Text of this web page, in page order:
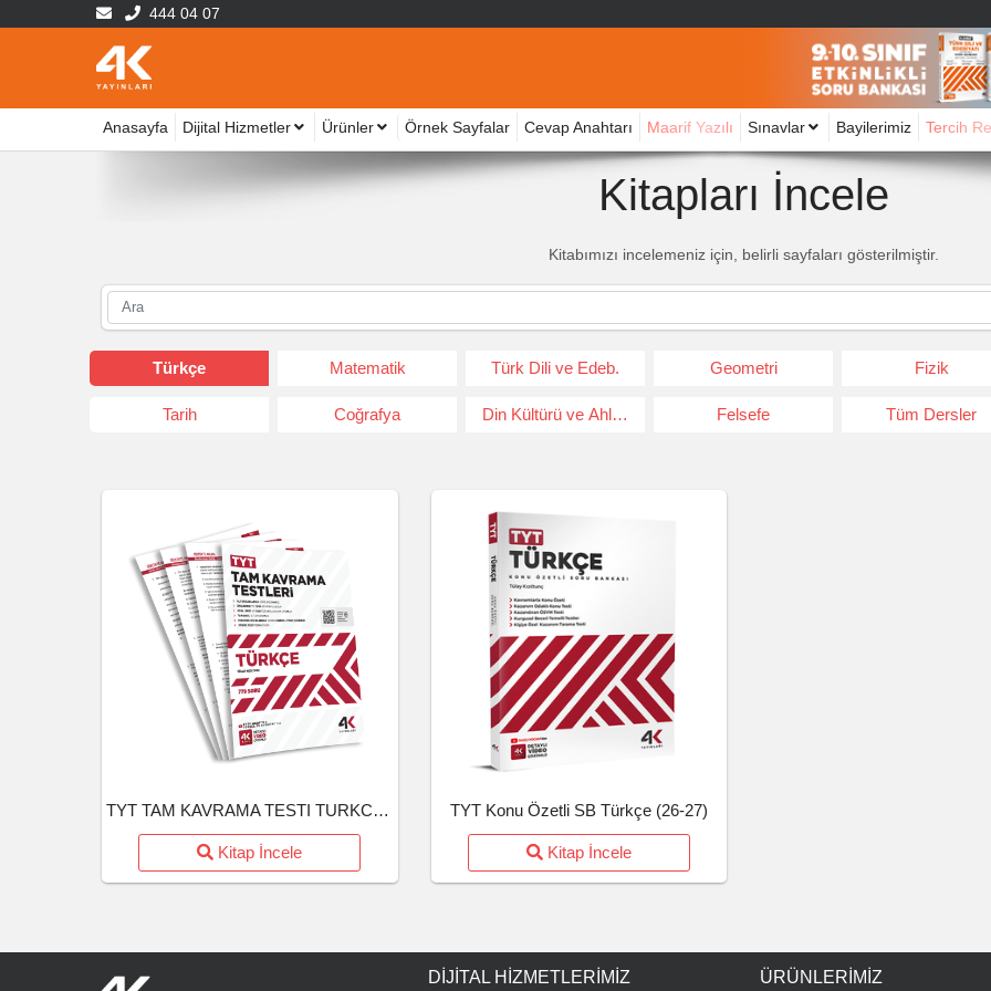
444 04 07
Anasayfa Dijital Hizmetler Ürünler Örnek Sayfalar Cevap Anahtarı Maarif Yazılı Sınavlar Bayilerimiz Tercih
Kitapları İncele
Kitabımızı incelemeniz için, belirli sayfaları gösterilmiştir.
Türkçe Matematik Türk Dili ve Edeb. Geometri Fizik
Tarih Coğrafya Din Kültürü ve Ahlak Bil. Felsefe Tüm Dersler
TYT TAM KAVRAMA TESTI TURKCE (26-27)
Kitap İncele
TYT Konu Özetli SB Türkçe (26-27)
Kitap İncele
DIJITAL HIZMETLERIMIZ ÜRÜNLERIMIZ